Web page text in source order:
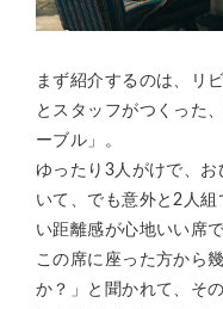
まず紹介するのは、リ
とスタッフがつくった
ーブル」。
ゆったり3人がけで、
いて、でも意外と2人
い距離感が心地いい席で
この席に座った方から
か？」と聞かれて、そ